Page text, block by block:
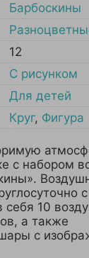
Барбоскины
12
С рисунком
Для детей
Круг, Фигура
с набором
себя 10
а также
с